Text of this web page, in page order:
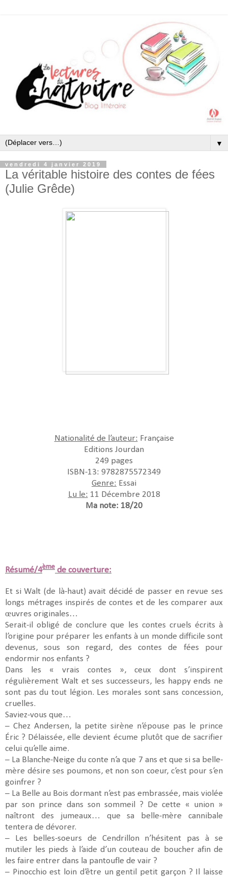
▼
vendredi 4 janvier 2019
La véritable histoire des contes de fées
(Julie Grêde)
Nationalité de l’auteur: Française
Editions Jourdan
249 pages
ISBN-13: 9782875572349
Genre: Essai
Lu le: 11 Décembre 2018
Ma note: 18/20
Résumé/4ème de couverture:
Et si Walt (de là-haut) avait décidé de passer en revue ses
longs métrages inspirés de contes et de les comparer aux
œuvres originales…
Serait-il obligé de conclure que les contes cruels écrits à
l’origine pour préparer les enfants à un monde difficile sont
devenus, sous son regard, des contes de fées pour
endormir nos enfants ?
Dans les « vrais contes », ceux dont s’inspirent
régulièrement Walt et ses successeurs, les happy ends ne
sont pas du tout légion. Les morales sont sans concession,
cruelles.
Saviez-vous que…
– Chez Andersen, la petite sirène n’épouse pas le prince
Éric ? Délaissée, elle devient écume plutôt que de sacrifier
celui qu’elle aime.
– La Blanche-Neige du conte n’a que 7 ans et que si sa belle-
mère désire ses poumons, et non son coeur, c’est pour s’en
goinfrer ?
– La Belle au Bois dormant n’est pas embrassée, mais violée
par son prince dans son sommeil ? De cette « union »
naîtront des jumeaux… que sa belle-mère cannibale
tentera de dévorer.
– Les belles-soeurs de Cendrillon n’hésitent pas à se
mutiler les pieds à l’aide d’un couteau de boucher afin de
les faire entrer dans la pantoufle de vair ?
– Pinocchio est loin d’être un gentil petit garçon ? Il laisse